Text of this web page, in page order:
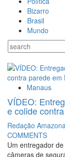
Bizarro
Brasil
Mundo
Manaus
VÍDEO:
e colide
Redação
COMMENTS
Um entregador
câmeras de